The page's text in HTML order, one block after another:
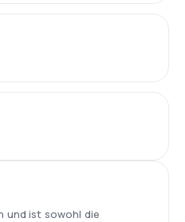
und ist sowohl die